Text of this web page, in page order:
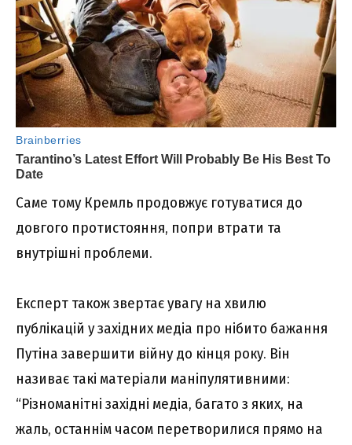
Саме тому Кремль продовжує готуватися до
довгого протистояння, попри втрати та
внутрішні проблеми.
Експерт також звертає увагу на хвилю
публікацій у західних медіа про нібито бажання
Путіна завершити війну до кінця року. Він
називає такі матеріали маніпулятивними:
“Різноманітні західні медіа, багато з яких, на
жаль, останнім часом перетворилися прямо на